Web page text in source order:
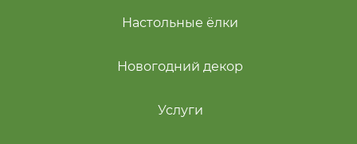
Настольные ёлки
Услуги
Новогодний декор